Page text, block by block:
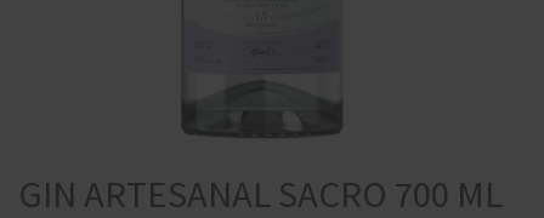
GIN ARTESANAL SACRO 700 ML